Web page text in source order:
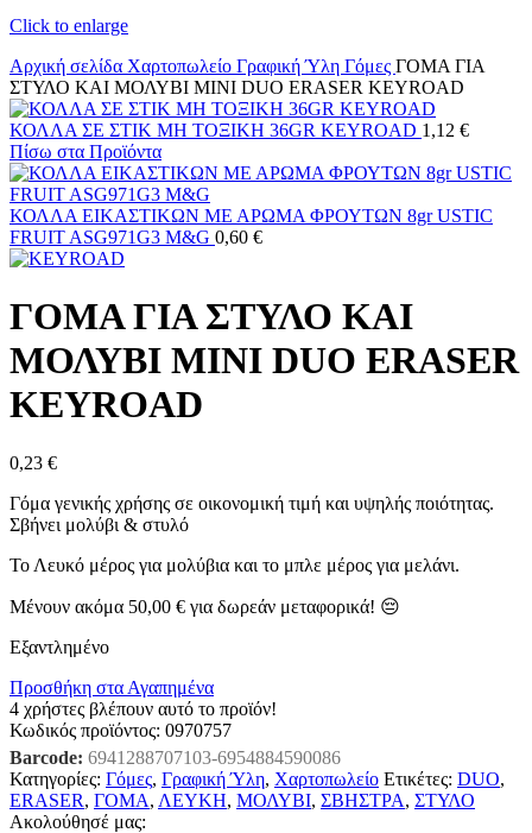
Click to enlarge
Αρχική σελίδα Χαρτοπωλείο Γραφική Ύλη Γόμες ΓΟΜΑ ΓΙΑ
ΣΤΥΛΟ ΚΑΙ ΜΟΛΥΒΙ MINI DUO ERASER KEYROAD
ΚΟΛΛΑ ΣΕ ΣΤΙΚ ΜΗ ΤΟΞΙΚΗ 36GR KEYROAD 1,12 €
Πίσω στα Προϊόντα
ΚΟΛΛΑ ΕΙΚΑΣΤΙΚΩΝ ΜΕ ΑΡΩΜΑ ΦΡΟΥΤΩΝ 8gr USTIC
FRUIT ASG971G3 M&G 0,60 €
ΓΟΜΑ ΓΙΑ ΣΤΥΛΟ ΚΑΙ
ΜΟΛΥΒΙ MINI DUO ERASER
KEYROAD
0,23 €
Γόμα γενικής χρήσης σε οικονομική τιμή και υψηλής ποιότητας.
Σβήνει μολύβι & στυλό
Το Λευκό μέρος για μολύβια και το μπλε μέρος για μελάνι.
Μένουν ακόμα 50,00 € για δωρεάν μεταφορικά! 😔
Εξαντλημένο
Προσθήκη στα Αγαπημένα
4 χρήστες βλέπουν αυτό το προϊόν!
Κωδικός προϊόντος: 0970757
Barcode: 6941288707103-6954884590086
Κατηγορίες: Γόμες, Γραφική Ύλη, Χαρτοπωλείο Ετικέτες: DUO,
ERASER, ΓΟΜΑ, ΛΕΥΚΗ, ΜΟΛΥΒΙ, ΣΒΗΣΤΡΑ, ΣΤΥΛΟ
Ακολούθησέ μας: